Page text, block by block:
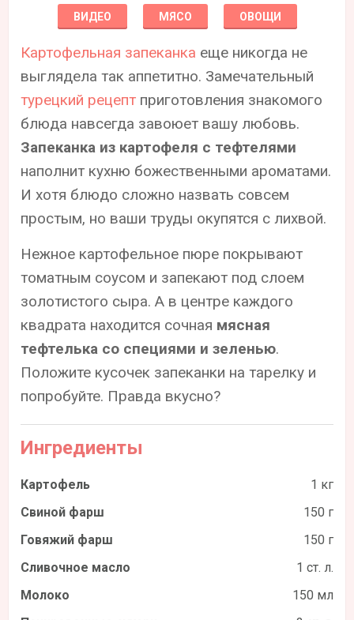
ВИДЕО МЯСО ОВОЩИ
Картофельная запеканка еще никогда не
выглядела так аппетитно. Замечательный
турецкий рецепт приготовления знакомого
блюда навсегда завоюет вашу любовь.
Запеканка из картофеля с тефтелями
наполнит кухню божественными ароматами.
И хотя блюдо сложно назвать совсем
простым, но ваши труды окупятся с лихвой.
Нежное картофельное пюре покрывают
томатным соусом и запекают под слоем
золотистого сыра. А в центре каждого
квадрата находится сочная мясная
тефтелька со специями и зеленью.
Положите кусочек запеканки на тарелку и
попробуйте. Правда вкусно?
Ингредиенты
Картофель
1 кг
Свиной фарш
150 г
Говяжий фарш
150 г
Сливочное масло
1 ст. л.
Молоко
150 мл